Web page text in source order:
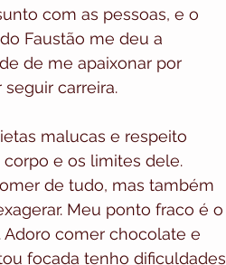
com as pessoas, e o
Faustão me deu a
de me apaixonar por
carreira.
malucas e respeito
e os limites dele.
de tudo, mas também
Meu ponto fraco é o
Adoro comer chocolate e
focada tenho dificuldades